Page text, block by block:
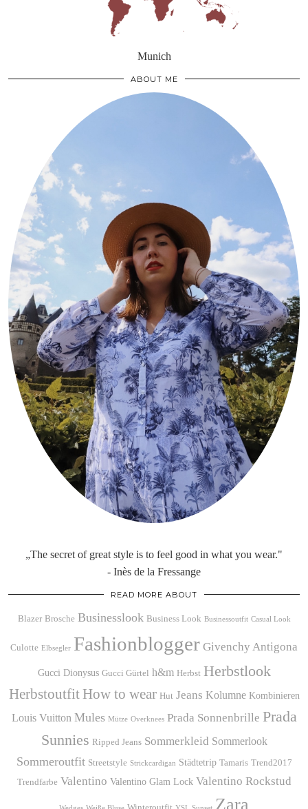
Munich
ABOUT ME
„The secret of great style is to feel good in what you wear."
- Inès de la Fressange
READ MORE ABOUT
Blazer Brosche Businesslook Business Look Businessoutfit Casual Look
Culotte Elbsegler Fashionblogger Givenchy Antigona
Gucci Dionysus Gucci Gürtel h&m Herbst Herbstlook
Herbstoutfit How to wear Hut Jeans Kolumne Kombinieren
Louis Vuitton Mules Mütze Overknees Prada Sonnenbrille Prada
Sunnies Ripped Jeans Sommerkleid Sommerlook
Sommeroutfit Streetstyle Strickcardigan Städtetrip Tamaris Trend2017
Trendfarbe Valentino Valentino Glam Lock Valentino Rockstud
Zara